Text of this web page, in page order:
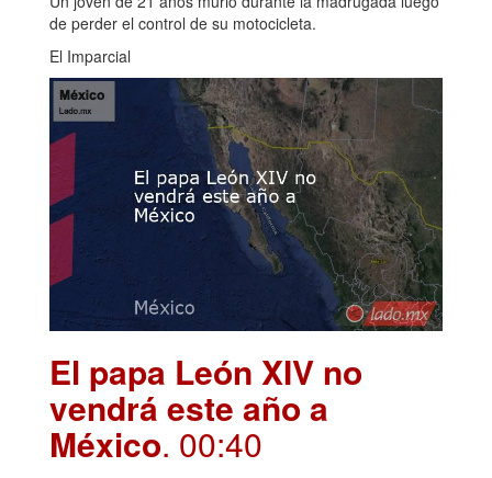
de perder el control de su motocicleta.
El Imparcial
El papa León XIV no
vendrá este año a
México. 00:40